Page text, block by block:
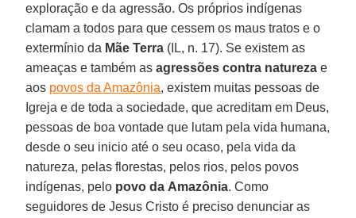
exploração e da agressão. Os próprios indígenas
clamam a todos para que cessem os maus tratos e o
extermínio da Mãe Terra (IL, n. 17). Se existem as
ameaças e também asagressões contra natureza e
aos povos da Amazônia, existem muitas pessoas de
Igreja e de toda a sociedade, que acreditam em Deus,
pessoas de boa vontade que lutam pela vida humana,
desde o seu inicio até o seu ocaso, pela vida da
natureza, pelas florestas, pelos rios, pelos povos
indígenas, pelo povo da Amazônia. Como
seguidores de Jesus Cristo é preciso denunciar as